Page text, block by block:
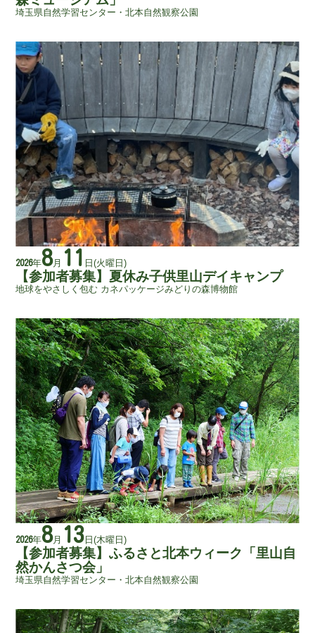
埼玉県自然学習センター・北本自然観察公園
2026年8月 11 日(火曜日)
【参加者募集】夏休み子供里山デイキャンプ
地球をやさしく包む カネパッケージみどりの森博物館
2026年8月 13 日(木曜日)
【参加者募集】ふるさと北本ウィーク「里山自
然かんさつ会」
埼玉県自然学習センター・北本自然観察公園